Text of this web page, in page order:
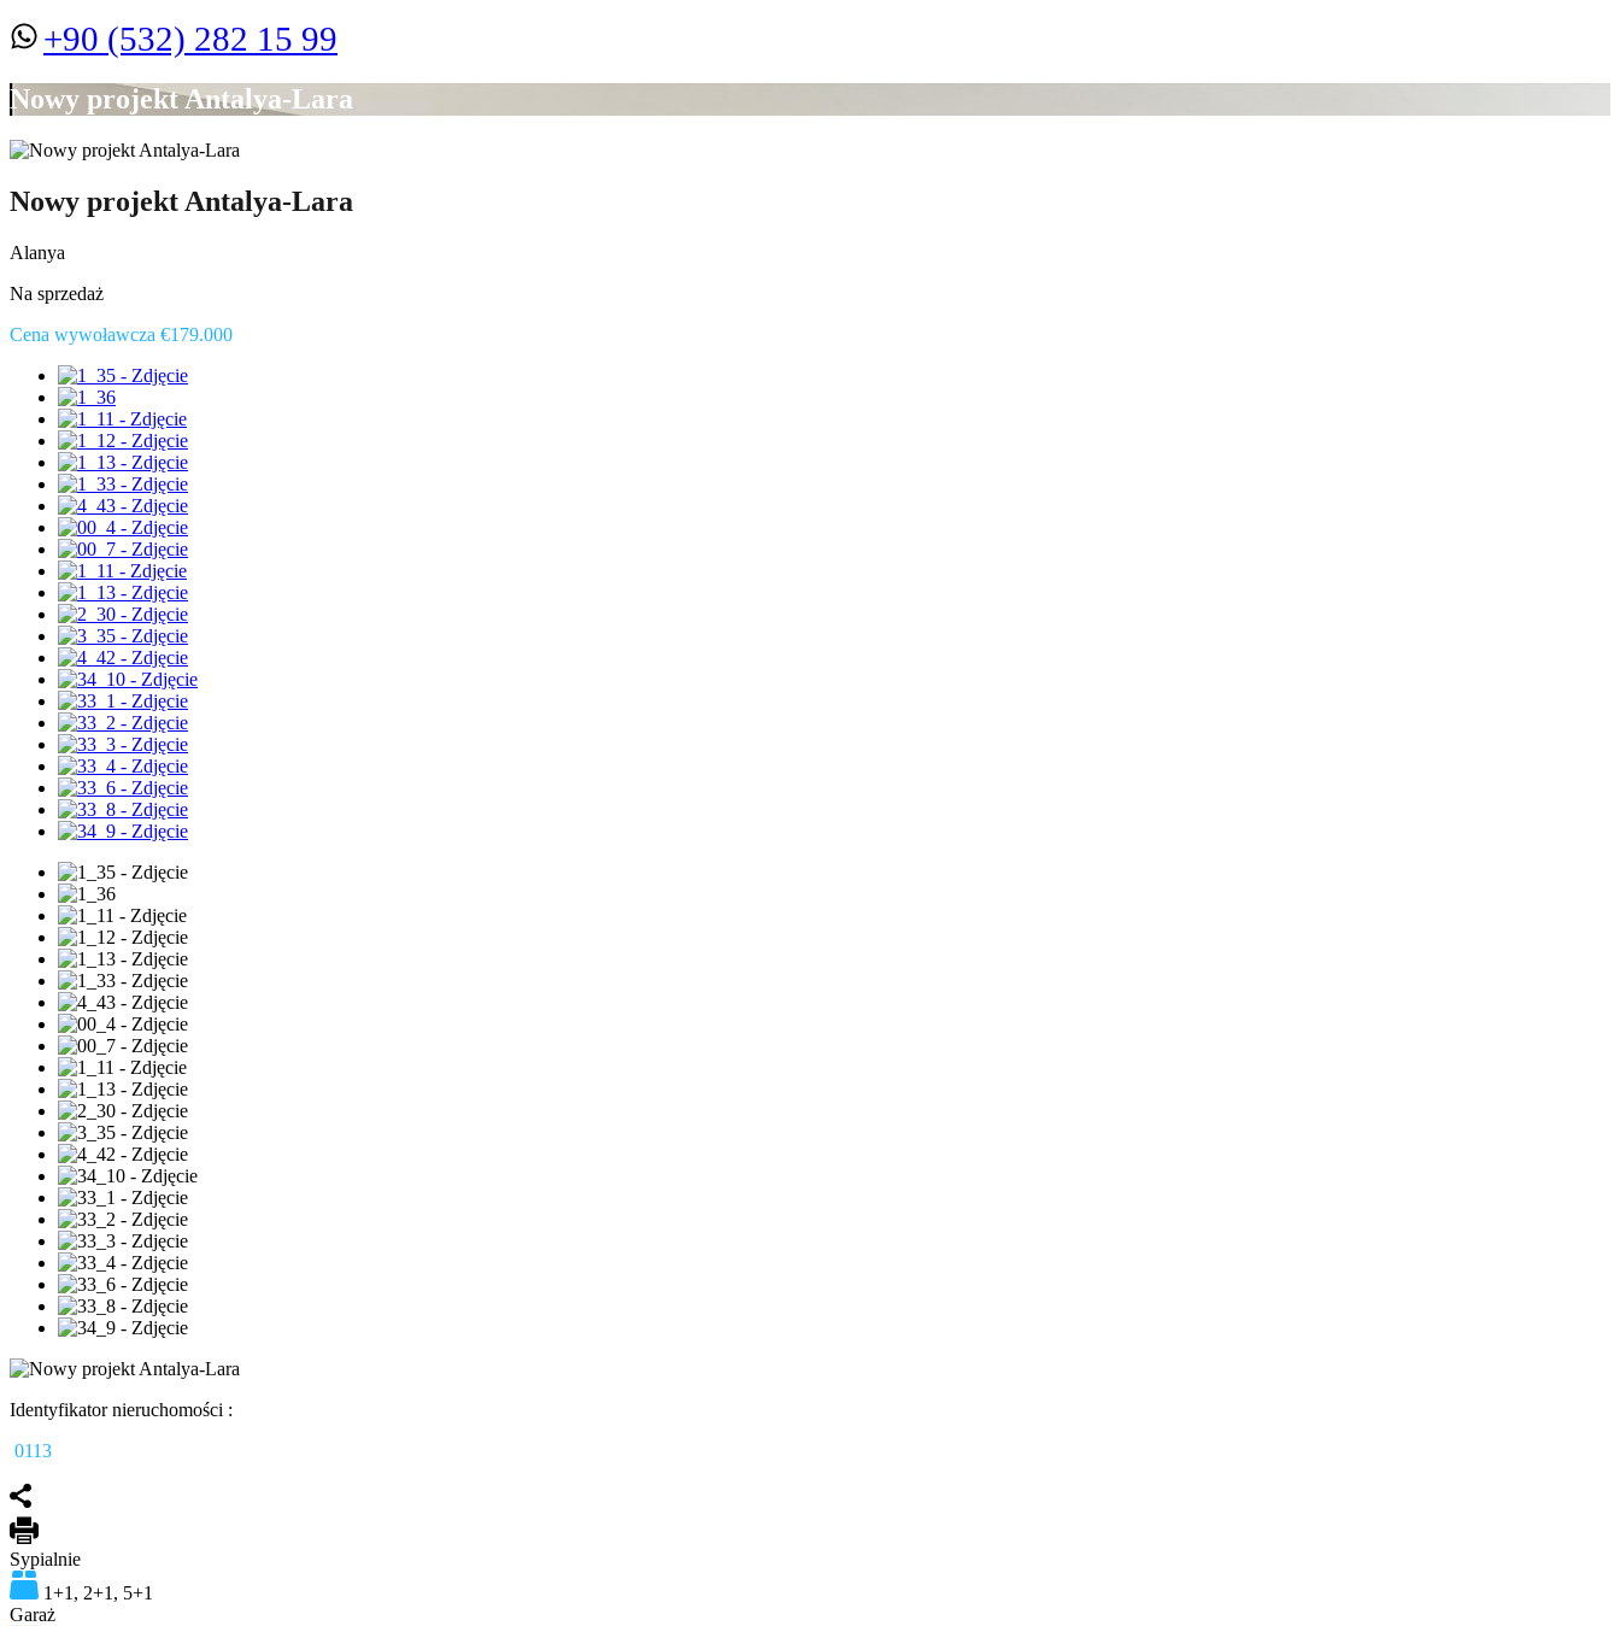
+90 (532) 282 15 99
Nowy projekt Antalya-Lara
Nowy projekt Antalya-Lara
Alanya
Na sprzedaż
Cena wywoławcza €179.000
Identyfikator nieruchomości :
0113
Sypialnie
1+1, 2+1, 5+1
Garaż